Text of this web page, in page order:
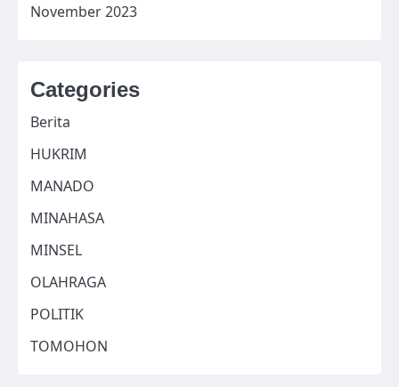
November 2023
Categories
Berita
HUKRIM
MANADO
MINAHASA
MINSEL
OLAHRAGA
POLITIK
TOMOHON